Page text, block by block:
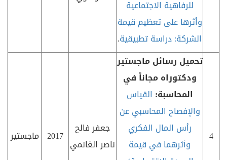
للرفاهية الاجتماعية
وأثرها على تعظيم قيمة
الشركة: دراسة تطبيقية.
4
تحميل رسائل ماجستير
ودكتوراه مجاناً في
المحاسبة: القياس
والإفصاح المحاسبي عن
رأس المال الفكري
وأثرهما في قيمة
جعفر فالح
ناصر الغانمي
2017 ماجستير